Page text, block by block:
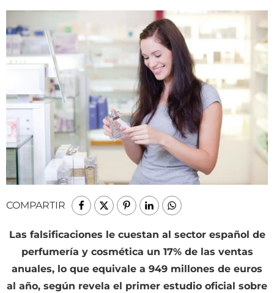
COMPARTIR
Las falsificaciones le cuestan al sector español de
perfumería y cosmética un 17% de las ventas
anuales, lo que equivale a 949 millones de euros
al año, según revela el primer estudio oficial sobre